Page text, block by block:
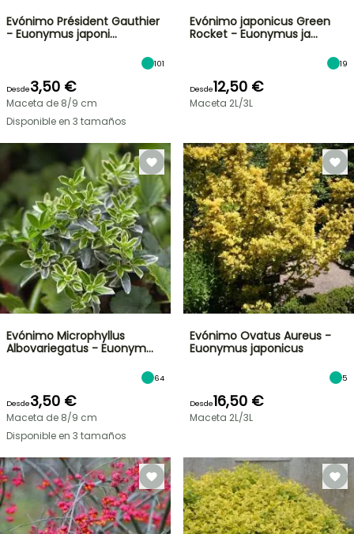
Evónimo Président Gauthier
- Euonymus japoni…
101
Desde3,50 €
Maceta de 8/9 cm
Disponible en 3 tamaños
Evónimo japonicus Green
Rocket - Euonymus ja…
19
Desde12,50 €
Maceta 2L/3L
Evónimo Microphyllus
Albovariegatus - Euonym…
64
Desde3,50 €
Maceta de 8/9 cm
Disponible en 3 tamaños
Evónimo Ovatus Aureus -
Euonymus japonicus
5
Desde16,50 €
Maceta 2L/3L